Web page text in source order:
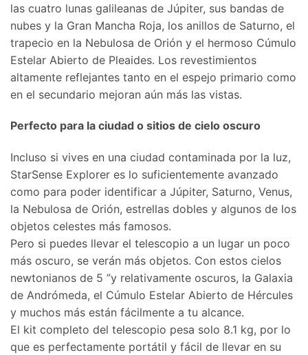
las cuatro lunas galileanas de Júpiter, sus bandas de
nubes y la Gran Mancha Roja, los anillos de Saturno, el
trapecio en la Nebulosa de Orión y el hermoso Cúmulo
Estelar Abierto de Pleaides. Los revestimientos
altamente reflejantes tanto en el espejo primario como
en el secundario mejoran aún más las vistas.
Perfecto para la ciudad o sitios de cielo oscuro
Incluso si vives en una ciudad contaminada por la luz,
StarSense Explorer es lo suficientemente avanzado
como para poder identificar a Júpiter, Saturno, Venus,
la Nebulosa de Orión, estrellas dobles y algunos de los
objetos celestes más famosos.
Pero si puedes llevar el telescopio a un lugar un poco
más oscuro, se verán más objetos. Con estos cielos
newtonianos de 5 ”y relativamente oscuros, la Galaxia
de Andrómeda, el Cúmulo Estelar Abierto de Hércules
y muchos más están fácilmente a tu alcance.
El kit completo del telescopio pesa solo 8.1 kg, por lo
que es perfectamente portátil y fácil de llevar en su